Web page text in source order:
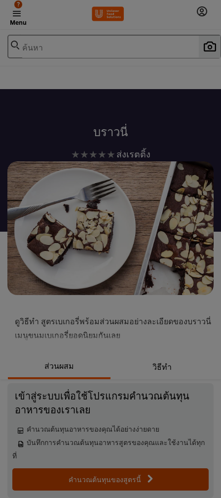
Menu
?
ค้นหา
บราวนี่
ไม่มี
การ
ให้
คะแนน
สำหรับ
recipe
นี้
ส่งเรตติ้ง
ดูวิธีทำ สูตรเบเกอรี่พร้อมส่วนผสมอย่างละเอียดของบราวนี่
เมนูขนมเบเกอรี่ยอดนิยมกันเลย
ส่วนผสม วิธีทำ
เข้าสู่ระบบเพื่อใช้โปรแกรมคำนวณต้นทุน
อาหารของเราเลย
คำนวณต้นทุนอาหารของคุณได้อย่างง่ายดาย
บันทึกการคำนวณต้นทุนอาหารสูตรของคุณและใช้งานได้ทุก
ที่
คำนวณต้นทุนของสูตรนี้